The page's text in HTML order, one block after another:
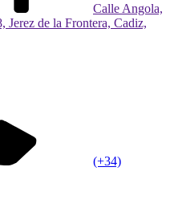
Calle Angola,
Jerez de la Frontera, Cadiz,
(+34)